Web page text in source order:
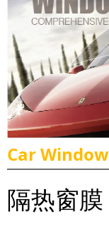
Car
隔热窗膜